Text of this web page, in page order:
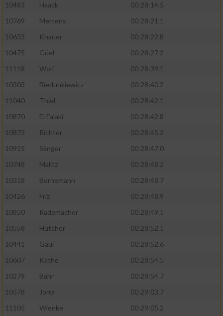
10483
Haack
00:28:14.5
10769
Mertens
00:28:21.1
10633
Knauer
00:28:22.8
10475
Güel
00:28:27.2
11118
Wolf
00:28:39.1
10303
Biedunkiewicz
00:28:40.2
11040
Thiel
00:28:42.1
10870
El Falaki
00:28:42.8
10873
Richter
00:28:45.2
10915
Sänger
00:28:47.0
10748
Malitz
00:28:48.2
10318
Bornemann
00:28:48.7
10426
Friz
00:28:48.9
10850
Rademacher
00:28:49.1
10558
Hütcher
00:28:52.1
10441
Gaul
00:28:52.6
10607
Kathe
00:28:54.5
10279
Bähr
00:28:54.7
10578
Jorra
00:29:03.7
11105
Wienke 00:29:05.2